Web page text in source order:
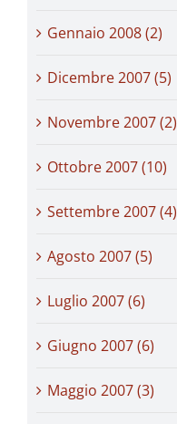
Gennaio 2008 (2)
Dicembre 2007 (5)
Novembre 2007 (2)
Ottobre 2007 (10)
Settembre 2007 (4)
Agosto 2007 (5)
Luglio 2007 (6)
Giugno 2007 (6)
Maggio 2007 (3)